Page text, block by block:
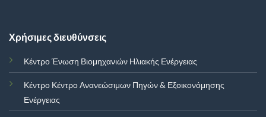
Χρήσιμες διευθύνσεις
Κέντρο Ένωση Βιομηχανιών Ηλιακής Ενέργειας
Κέντρο Κέντρο Ανανεώσιμων Πηγών & Εξοικονόμησης
Ενέργειας